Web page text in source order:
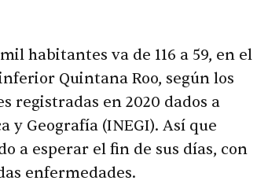
habitantes va de 116 a 59, en el
Quintana Roo, según los
registradas en 2020 dados a
Geografía (INEGI). Así que
a esperar el fin de sus días, con
enfermedades.